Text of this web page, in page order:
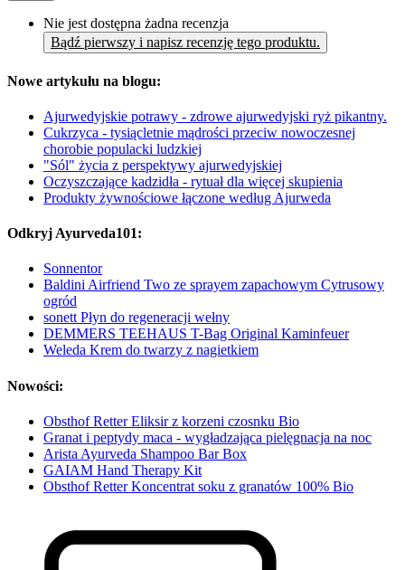
Nie jest dostępna żadna recenzja
Bądź pierwszy i napisz recenzję tego produktu.
Nowe artykułu na blogu:
Ajurwedyjskie potrawy - zdrowe ajurwedyjski ryż pikantny.
Cukrzyca - tysiącletnie mądrości przeciw nowoczesnej
chorobie populacki ludzkiej
"Sól" życia z perspektywy ajurwedyjskiej
Oczyszczające kadzidła - rytuał dla więcej skupienia
Produkty żywnościowe łączone według Ajurweda
Odkryj Ayurveda101:
Sonnentor
Baldini Airfriend Two ze sprayem zapachowym Cytrusowy
ogród
sonett Płyn do regeneracji wełny
DEMMERS TEEHAUS T-Bag Original Kaminfeuer
Weleda Krem do twarzy z nagietkiem
Nowości:
Obsthof Retter Eliksir z korzeni czosnku Bio
Granat i peptydy maca - wygładzająca pielęgnacja na noc
Arista Ayurveda Shampoo Bar Box
GAIAM Hand Therapy Kit
Obsthof Retter Koncentrat soku z granatów 100% Bio